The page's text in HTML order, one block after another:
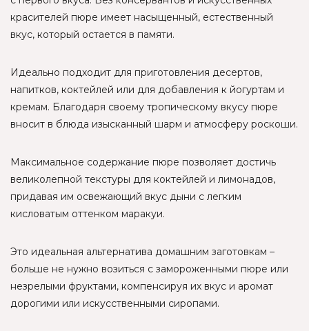
красителей пюре имеет насыщенный, естественный
вкус, который остается в памяти.
Идеально подходит для приготовления десертов,
напитков, коктейлей или для добавления к йогуртам и
кремам. Благодаря своему тропическому вкусу пюре
вносит в блюда изысканный шарм и атмосферу роскоши.
Максимальное содержание пюре позволяет достичь
великолепной текстуры для коктейлей и лимонадов,
придавая им освежающий вкус дыни с легким
кисловатым оттенком маракуи.
Это идеальная альтернатива домашним заготовкам –
больше не нужно возиться с замороженными пюре или
незрелыми фруктами, компенсируя их вкус и аромат
дорогими или искусственными сиропами.